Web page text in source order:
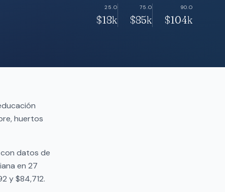
25.O
$18k
75.O
$85k
90.O
$104k
huertos
datos de
en 27
y $84,712.